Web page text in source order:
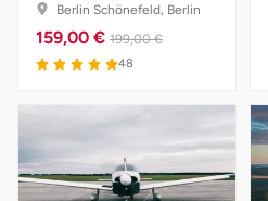
Berlin Schönefeld, Berlin
159,00 € 199,00 €
5 von 5
48
Segeberg
Speyer